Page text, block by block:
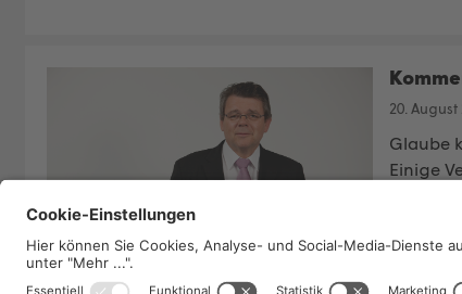
20. August
Glaube
Einige